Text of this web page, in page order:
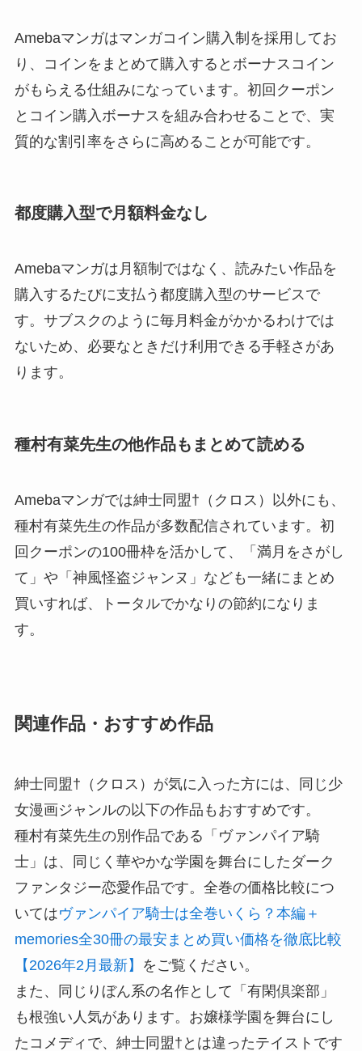
Amebaマンガはマンガコイン購入制を採用してお
り、コインをまとめて購入するとボーナスコイン
がもらえる仕組みになっています。初回クーポン
とコイン購入ボーナスを組み合わせることで、実
質的な割引率をさらに高めることが可能です。
都度購入型で月額料金なし
Amebaマンガは月額制ではなく、読みたい作品を
購入するたびに支払う都度購入型のサービスで
す。サブスクのように毎月料金がかかるわけでは
ないため、必要なときだけ利用できる手軽さがあ
ります。
種村有菜先生の他作品もまとめて読める
Amebaマンガでは紳士同盟†（クロス）以外にも、
種村有菜先生の作品が多数配信されています。初
回クーポンの100冊枠を活かして、「満月をさがし
て」や「神風怪盗ジャンヌ」なども一緒にまとめ
買いすれば、トータルでかなりの節約になりま
す。
関連作品・おすすめ作品
紳士同盟†（クロス）が気に入った方には、同じ少
女漫画ジャンルの以下の作品もおすすめです。
種村有菜先生の別作品である「ヴァンパイア騎
士」は、同じく華やかな学園を舞台にしたダーク
ファンタジー恋愛作品です。全巻の価格比較につ
いてはヴァンパイア騎士は全巻いくら？本編＋
memories全30冊の最安まとめ買い価格を徹底比較
【2026年2月最新】
をご覧ください。
また、同じりぼん系の名作として「有閑倶楽部」
も根強い人気があります。お嬢様学園を舞台にし
たコメディで、紳士同盟†とは違ったテイストです